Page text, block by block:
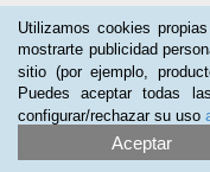
Teresa
Recomendaría el
psicología para poder
incluso con pacientes.
Utilizamos cookies
mostrarte publicidad
sitio (por ejemplo,
Puedes aceptar todas
configurar/rechazar su uso
Aceptar